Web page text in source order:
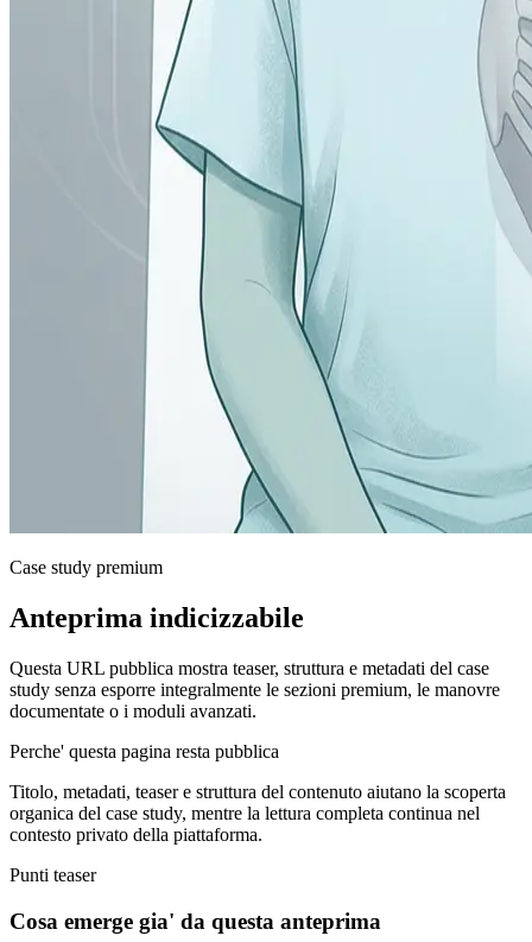
Case study premium
Anteprima indicizzabile
Questa URL pubblica mostra teaser, struttura e metadati del case
study senza esporre integralmente le sezioni premium, le manovre
documentate o i moduli avanzati.
Perche' questa pagina resta pubblica
Titolo, metadati, teaser e struttura del contenuto aiutano la scoperta
organica del case study, mentre la lettura completa continua nel
contesto privato della piattaforma.
Punti teaser
Cosa emerge gia' da questa anteprima